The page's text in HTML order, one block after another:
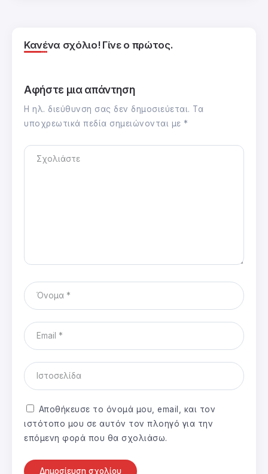
Κανένα σχόλιο! Γίνε ο πρώτος.
Αφήστε μια απάντηση
Η ηλ. διεύθυνση σας δεν δημοσιεύεται. Τα
υποχρεωτικά πεδία σημειώνονται με *
Αποθήκευσε το όνομά μου, email, και τον
ιστότοπο μου σε αυτόν τον πλοηγό για την
επόμενη φορά που θα σχολιάσω.